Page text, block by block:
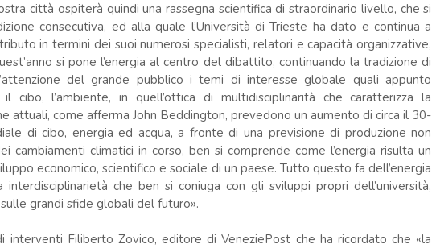
città ospiterà quindi una rassegna scientifica di straordinario livello, che si
consecutiva, ed alla quale l’Università di Trieste ha dato e continua a
in termini dei suoi numerosi specialisti, relatori e capacità organizzative,
si pone l’energia al centro del dibattito, continuando la tradizione di
del grande pubblico i temi di interesse globale quali appunto
il cibo, l’ambiente, in quell’ottica di multidisciplinarità che caratterizza la
attuali, come afferma John Beddington, prevedono un aumento di circa il 30-
di cibo, energia ed acqua, a fronte di una previsione di produzione non
cambiamenti climatici in corso, ben si comprende come l’energia risulta un
economico, scientifico e sociale di un paese. Tutto questo fa dell’energia
che ben si coniuga con gli sviluppi propri dell’università,
grandi sfide globali del futuro».
interventi Filiberto Zovico, editore di VeneziePost che ha ricordato che «la